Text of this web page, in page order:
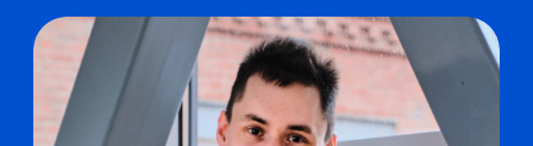
проектах, суперамбициозные задачи и
причастность к созданию технологий,
которыми каждый день будут
пользоваться миллионы людей. Телеком
— это одна из самых инновационных,
востребованных и одновременно сложных